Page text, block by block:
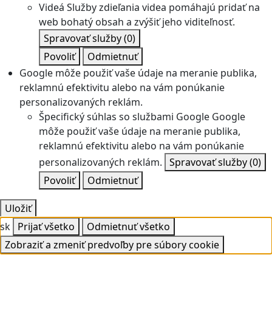
Videá Služby zdieľania videa pomáhajú pridať na
web bohatý obsah a zvýšiť jeho viditeľnosť.
Spravovať služby(0)
Povoliť
Odmietnuť
Google môže použiť vaše údaje na meranie publika,
reklamnú efektivitu alebo na vám ponúkanie
personalizovaných reklám.
Špecifický súhlas so službami Google Google
môže použiť vaše údaje na meranie publika,
reklamnú efektivitu alebo na vám ponúkanie
personalizovaných reklám. Spravovať služby(0)
Povoliť
Odmietnuť
Uložiť
sk Prijať všetko
Odmietnuť všetko
Zobraziť a zmeniť predvoľby pre súbory cookie